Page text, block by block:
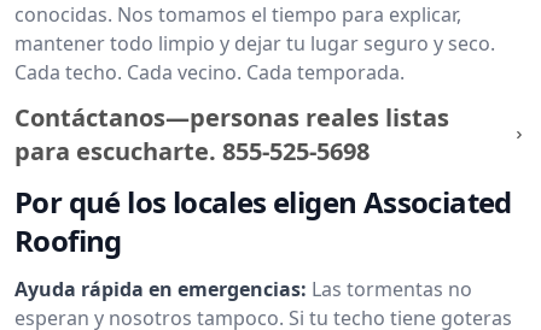
conocidas. Nos tomamos el tiempo para explicar,
mantener todo limpio y dejar tu lugar seguro y seco.
Cada techo. Cada vecino. Cada temporada.
Contáctanos—personas reales listas
para escucharte. 855-525-5698
Por qué los locales eligen Associated
Roofing
Ayuda rápida en emergencias: Las tormentas no
esperan y nosotros tampoco. Si tu techo tiene goteras